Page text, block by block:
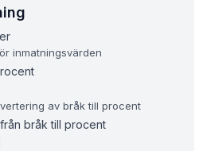
inmatningsvärden
av bråk till procent
bråk till procent